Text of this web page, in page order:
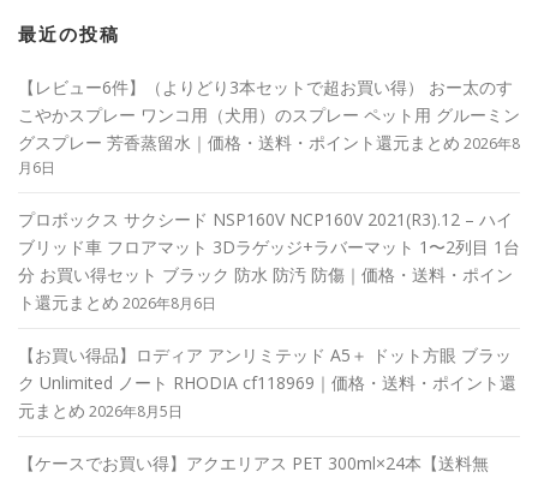
最近の投稿
【レビュー6件】（よりどり3本セットで超お買い得） おー太のす
こやかスプレー ワンコ用（犬用）のスプレー ペット用 グルーミン
グスプレー 芳香蒸留水｜価格・送料・ポイント還元まとめ 2026年8
月6日
プロボックス サクシード NSP160V NCP160V 2021(R3).12 – ハイ
ブリッド車 フロアマット 3Dラゲッジ+ラバーマット 1〜2列目 1台
分 お買い得セット ブラック 防水 防汚 防傷｜価格・送料・ポイン
ト還元まとめ 2026年8月6日
【お買い得品】ロディア アンリミテッド A5＋ ドット方眼 ブラッ
ク Unlimited ノート RHODIA cf118969｜価格・送料・ポイント還
元まとめ 2026年8月5日
【ケースでお買い得】アクエリアス PET 300ml×24本【送料無